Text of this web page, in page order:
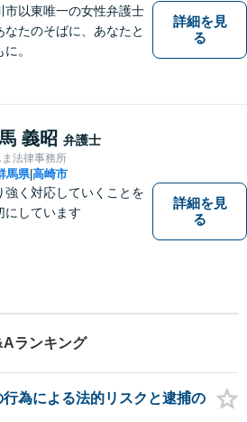
市以東唯一の女性弁護士
なたのそばに、あなたと
に。
詳細を見
る
義昭 弁護士
ま法律事務所
馬県|高崎市
強く対応していくことを
にしています
詳細を見
る
ランキング
為による法的リスクと逮捕の